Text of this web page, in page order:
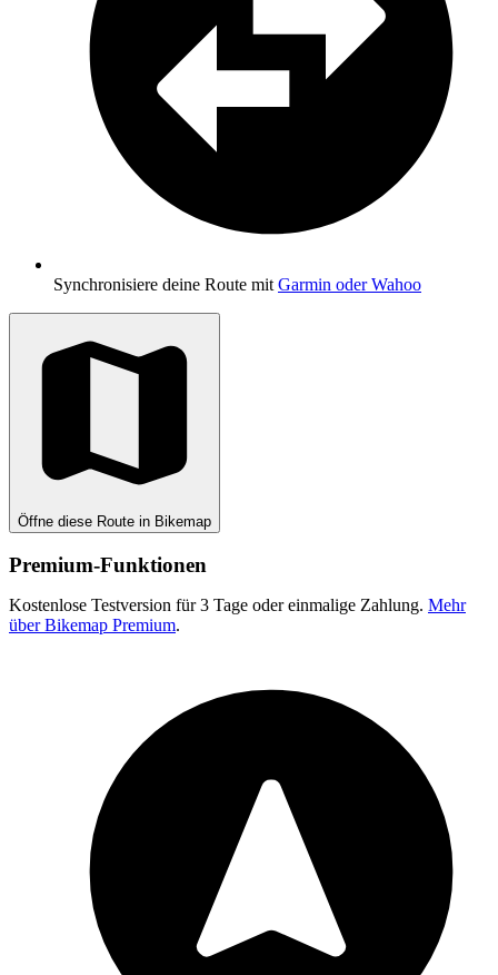
Synchronisiere deine Route mit Garmin oder Wahoo
Öffne diese Route in Bikemap
Premium-Funktionen
Kostenlose Testversion für 3 Tage oder einmalige Zahlung. Mehr
über Bikemap Premium.